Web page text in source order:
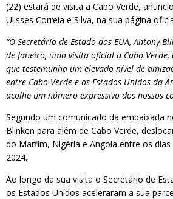
(22) estará de visita a Cabo Verde,
Ulisses Correia e Silva, na sua página
“O Secretário de Estado dos EUA, Antony
de Janeiro, uma visita oficial a Cabo
que testemunha um elevado nível de
entre Cabo Verde e os Estados Unidos da
acolhe um número expressivo dos nossos
Segundo um comunicado da embaixada
Blinken para além de Cabo Verde,
do Marfim, Nigéria e Angola entre os dias
2024.
Ao longo da sua visita o Secretário de
os Estados Unidos aceleraram a sua